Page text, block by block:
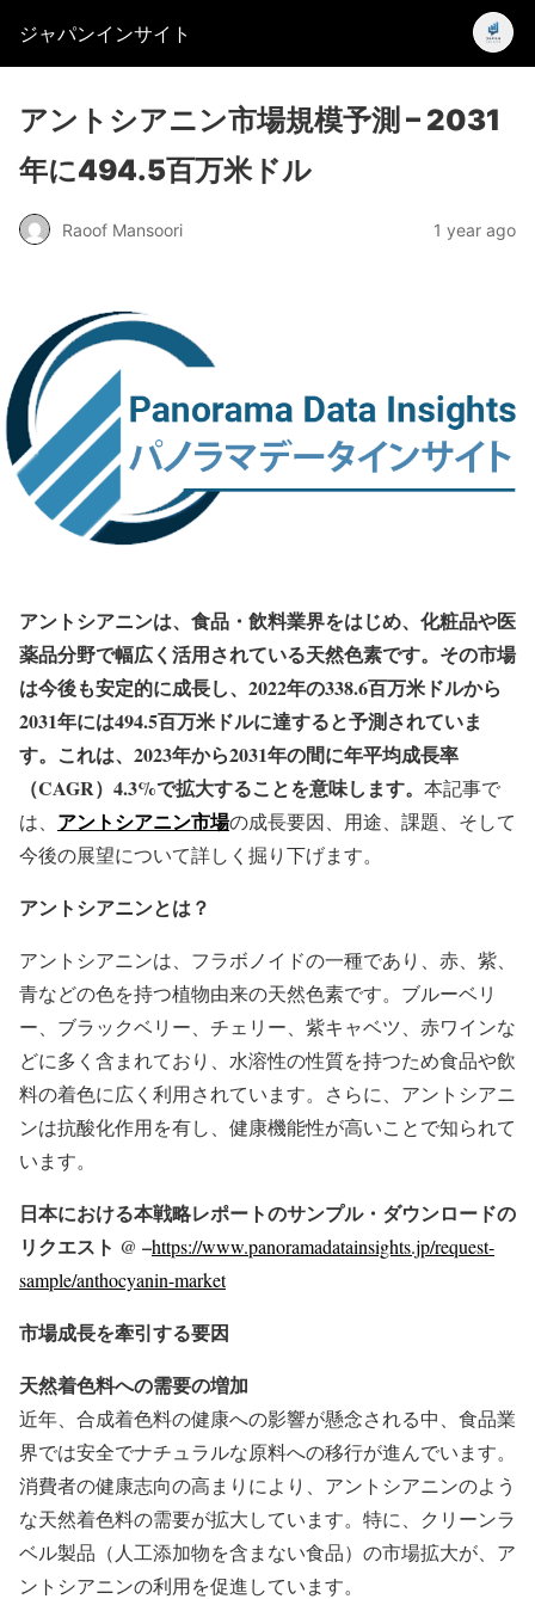
ジャパンインサイト
アントシアニン市場規模予測 – 2031
年に494.5百万米ドル
Raoof Mansoori 1 year ago
アントシアニンは、食品・飲料業界をはじめ、化粧品や医
薬品分野で幅広く活用されている天然色素です。その市場
は今後も安定的に成長し、2022年の338.6百万米ドルから
2031年には494.5百万米ドルに達すると予測されていま
す。これは、2023年から2031年の間に年平均成長率
（CAGR）4.3%で拡大することを意味します。 本記事で
は、 アントシアニン市場の成長要因、用途、課題、そして
今後の展望について詳しく掘り下げます。
アントシアニンとは？
アントシアニンは、フラボノイドの一種であり、赤、紫、
青などの色を持つ植物由来の天然色素です。ブルーベリ
ー、ブラックベリー、チェリー、紫キャベツ、赤ワインな
どに多く含まれており、水溶性の性質を持つため食品や飲
料の着色に広く利用されています。さらに、アントシアニ
ンは抗酸化作用を有し、健康機能性が高いことで知られて
います。
日本における本戦略レポートのサンプル・ダウンロードの
リクエスト @ –https://www.panoramadatainsights.jp/request-
sample/anthocyanin-market
市場成長を牽引する要因
天然着色料への需要の増加
近年、合成着色料の健康への影響が懸念される中、食品業
界では安全でナチュラルな原料への移行が進んでいます。
消費者の健康志向の高まりにより、アントシアニンのよう
な天然着色料の需要が拡大しています。特に、クリーンラ
ベル製品（人工添加物を含まない食品）の市場拡大が、ア
ントシアニンの利用を促進しています。